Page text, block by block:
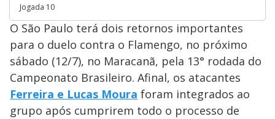
Jogada 10
O São Paulo terá dois retornos importantes
para o duelo contra o Flamengo, no próximo
sábado (12/7), no Maracanã, pela 13° rodada do
Campeonato Brasileiro. Afinal, os atacantes
Ferreira e Lucas Moura foram integrados ao
grupo após cumprirem todo o processo de